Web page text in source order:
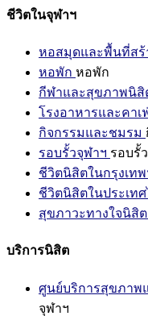
ชีวิตในจุฬาฯ
หอสมุดและพื้นที่สร้
หอพัก หอพัก
กีฬาและสุขภาพนิสิ
โรงอาหารและคาเฟ่
กิจกรรมและชมรม
รอบรั้วจุฬาฯ รอบรั้
ชีวิตนิสิตในกรุงเทพ
ชีวิตนิสิตในประเทศ
สุขภาวะทางใจนิสิต
บริการนิสิต
ศูนย์บริการสุขภาพ
จุฬาฯ